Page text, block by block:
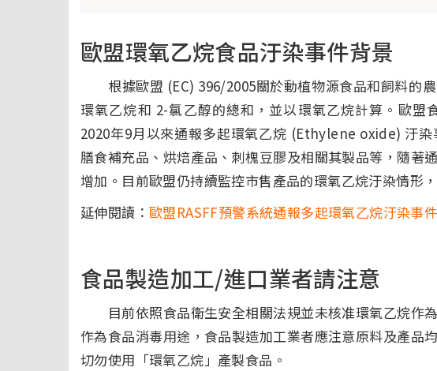
歐盟環氧乙烷食品汙染事件背景
根據歐盟 (EC) 396/2005關於動植物源食品和飼料的
環氧乙烷和 2-氯乙醇的總和，並以環氧乙烷計算。歐盟
2020年9月以來通報多起環氧乙烷 (Ethylene oxide) 汙染
膳食補充品、烘焙產品、刺槐豆膠及相關其製品等，隨著
增加。目前歐盟仍持續監控市售產品的環氧乙烷汙染情形
延伸閱讀： 歐盟RASFF預警系統通報多起環氧乙烷汙染事件
食品製造加工/進口業者請注意
目前依照食品衛生安全相關法規並未核准環氧乙烷作
作為食品消毒用途，食品製造加工業者應注意原料及產品
切勿使用「環氧乙烷」產製食品。